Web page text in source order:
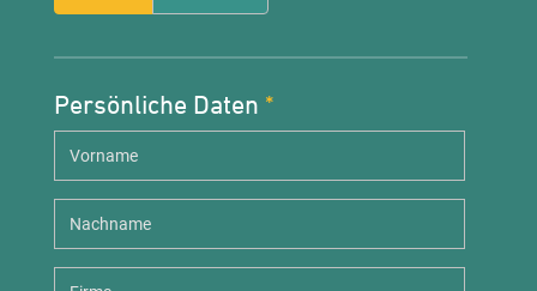
Persönliche Daten *